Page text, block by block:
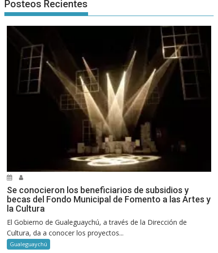
Posteos Recientes
Se conocieron los beneficiarios de subsidios y
becas del Fondo Municipal de Fomento a las Artes y
la Cultura
El Gobierno de Gualeguaychú, a través de la Dirección de
Cultura, da a conocer los proyectos...
Gualeguaychú